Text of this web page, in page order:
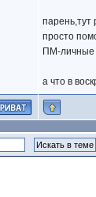
парень,тут
просто
ПМ-личные
а что в